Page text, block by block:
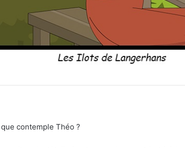
contemple Théo ?